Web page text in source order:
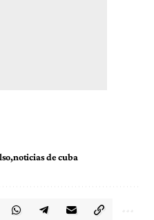
noticias de cuba